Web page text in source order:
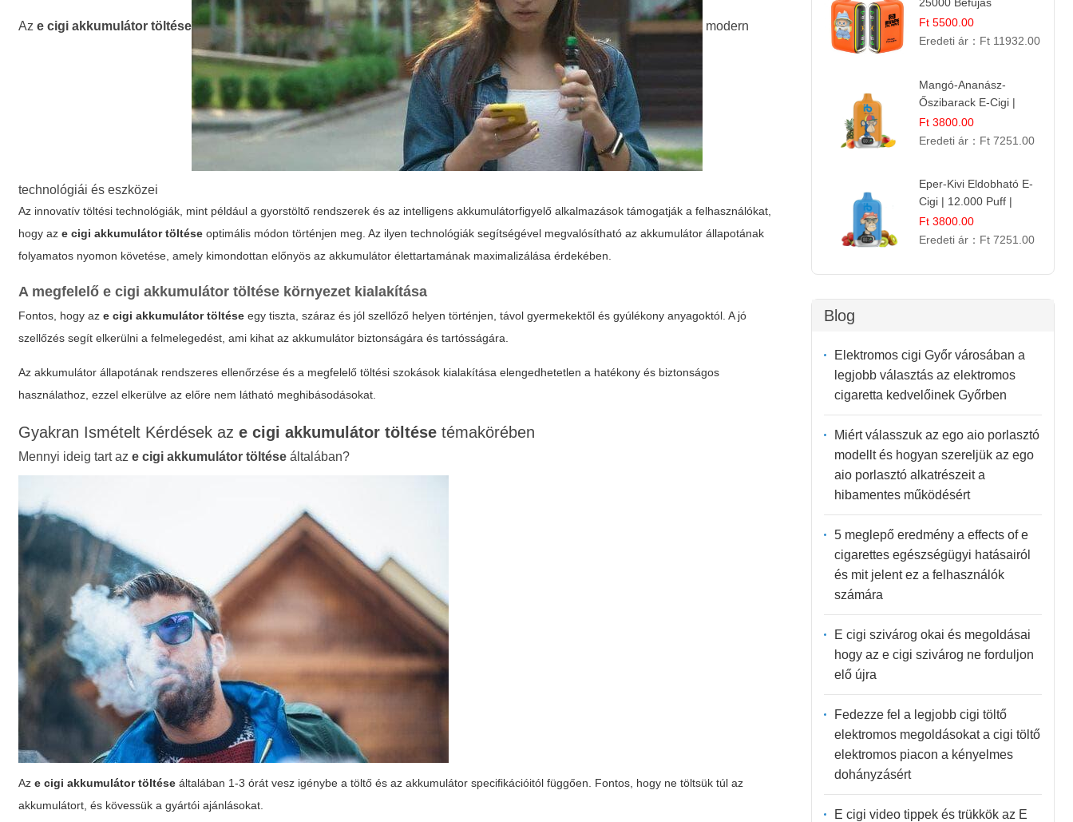
Aze cigi akkumulátor töltése modern
technológiái és eszközei
Az innovatív töltési technológiák, mint például a gyorstöltő rendszerek és az intelligens akkumulátorfigyelő alkalmazások támogatják a felhasználókat,
hogy aze cigi akkumulátor töltése optimális módon történjen meg. Az ilyen technológiák segítségével megvalósítható az akkumulátor állapotának
folyamatos nyomon követése, amely kimondottan előnyös az akkumulátor élettartamának maximalizálása érdekében.
A megfelelőe cigi akkumulátor töltése környezet kialakítása
Fontos, hogy aze cigi akkumulátor töltése egy tiszta, száraz és jól szellőző helyen történjen, távol gyermekektől és gyúlékony anyagoktól. A jó
szellőzés segít elkerülni a felmelegedést, ami kihat az akkumulátor biztonságára és tartósságára.
Az akkumulátor állapotának rendszeres ellenőrzése és a megfelelő töltési szokások kialakítása elengedhetetlen a hatékony és biztonságos
használathoz, ezzel elkerülve az előre nem látható meghibásodásokat.
Gyakran Ismételt Kérdések aze cigi akkumulátor töltése témakörében
Mennyi ideig tart aze cigi akkumulátor töltése általában?
Aze cigi akkumulátor töltése általában 1-3 órát vesz igénybe a töltő és az akkumulátor specifikációitól függően. Fontos, hogy ne töltsük túl az
akkumulátort, és kövessük a gyártói ajánlásokat.
25000 Befújás
Eldobható E-ciga |
Trópusi Gyümölcs
Ft 5500.00
Eredeti ár： Ft 11932.00
Mangó-Ananász-
Őszibarack E-Cigi |
12.000 Befújás |
Tropikus Gyümölcs Íz
Ft 3800.00
Eredeti ár： Ft 7251.00
Eper-Kivi Eldobható E-
Cigi | 12.000 Puff |
Édes-Gyümölcs Íz
Ft 3800.00
Eredeti ár： Ft 7251.00
Blog
Elektromos cigi Győr városában a
legjobb választás az elektromos
cigaretta kedvelőinek Győrben
Miért válasszuk az ego aio porlasztó
modellt és hogyan szereljük az ego
aio porlasztó alkatrészeit a
hibamentes működésért
5 meglepő eredmény a effects of e
cigarettes egészségügyi hatásairól
és mit jelent ez a felhasználók
számára
E cigi szivárog okai és megoldásai
hogy az e cigi szivárog ne forduljon
elő újra
Fedezze fel a legjobb cigi töltő
elektromos megoldásokat a cigi töltő
elektromos piacon a kényelmes
dohányzásért
E cigi video tippek és trükkök az E